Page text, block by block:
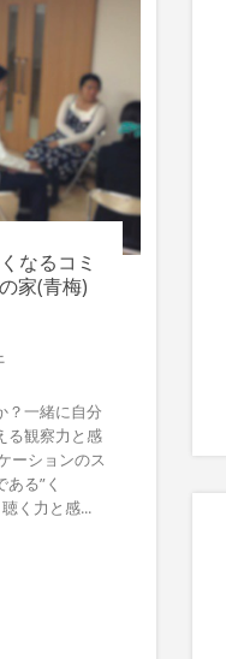
なるコミ
家(青梅)
？一緒に自分
る観察力と感
ーションのス
る”く
く力と感...